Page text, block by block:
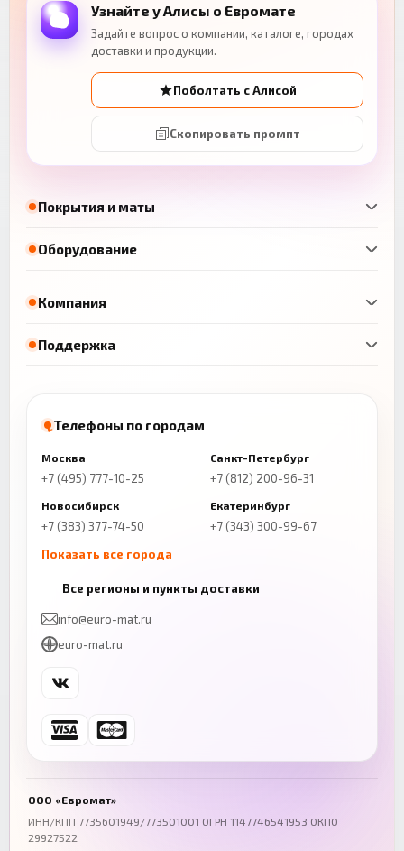
Покрытия и маты
Оборудование
Узнайте у Алисы о Евромате
Задайте вопрос о компании, каталоге, городах
доставки и продукции.
Поболтать с Алисой
Скопировать промпт
Компания
Поддержка
Телефоны по городам
Москва
+7 (495) 777-10-25
Санкт-Петербург
+7 (812) 200-96-31
Новосибирск
+7 (383) 377-74-50
Екатеринбург
+7 (343) 300-99-67
Показать все города
+7 (843) 206-01-30
Челябинск
+7 (343) 300-99-67
Ростов-на-Дону
+7 (863) 333-50-75
Волгоград
+7 (844) 261-36-12
Омск
Все регионы и пункты доставки
info@euro-mat.ru
euro-mat.ru
ООО «Евромат»
ИНН/КПП 7735601949/773501001 ОГРН 1147746541953 ОКПО
29927522